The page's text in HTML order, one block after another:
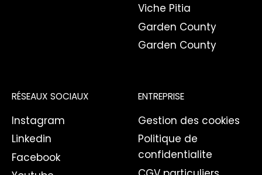
Viche Pitia
Garden County
Garden County
RÉSEAUX SOCIAUX
Instagram
Linkedin
Facebook
ENTREPRISE
Gestion des cookies
Politique de
confidentialite